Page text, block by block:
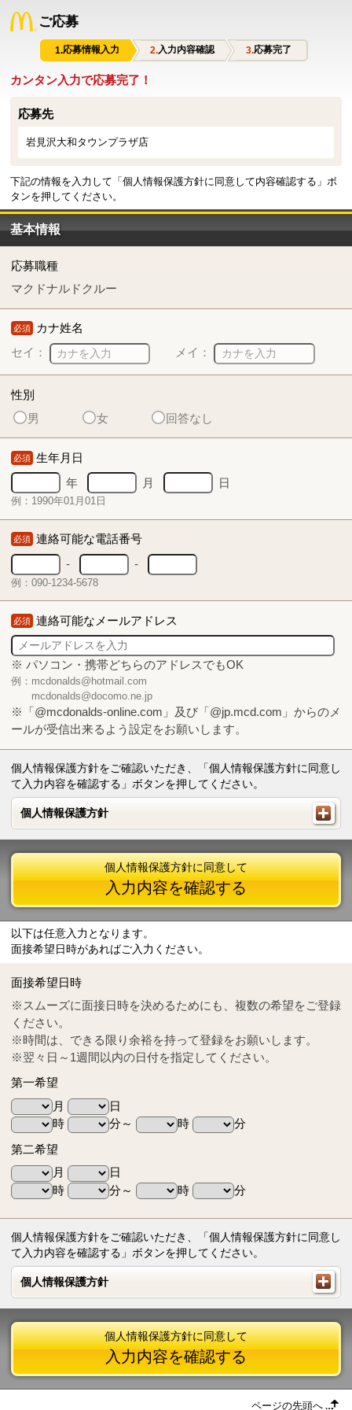
ご応募
応募情報入力 入力内容確認 応募完了
カンタン入力で応募完了！
応募先
岩見沢大和タウンプラザ店
下記の情報を入力して「個人情報保護方針に同意して内容確認する」ボ
タンを押してください。
基本情報
応募職種
マクドナルドクルー
必須 カナ姓名
セイ：
メイ：
性別
男
女 回答なし
必須 生年月日
年
月 日
例：1990年01月01日
必須 連絡可能な電話番号
-
-
例：090-1234-5678
必須 連絡可能なメールアドレス
※ パソコン・携帯どちらのアドレスでもOK
例：mcdonalds@hotmail.com
mcdonalds@docomo.ne.jp
※「@mcdonalds-online.com」及び「@jp.mcd.com」からのメ
ールが受信出来るよう設定をお願いします。
個人情報保護方針をご確認いただき、「個人情報保護方針に同意し
て入力内容を確認する」ボタンを押してください。
個人情報保護方針
個人情報保護方針
Tel
0570-55-0314
個人情報保護方針に同意して
入力内容を確認する
以下は任意入力となります。
面接希望日時があればご入力ください。
面接希望日時
※スムーズに面接日時を決めるためにも、複数の希望をご登録
ください。
※時間は、できる限り余裕を持って登録をお願いします。
※翌々日～1週間以内の日付を指定してください。
第一希望
月
日
時
分～ 時
分
第二希望
月
日
時
分～ 時 分
個人情報保護方針をご確認いただき、「個人情報保護方針に同意し
て入力内容を確認する」ボタンを押してください。
個人情報保護方針
個人情報保護方針
個人情報保護方針に同意して
入力内容を確認する
ページの先頭へ